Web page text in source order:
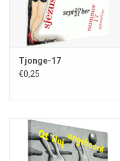
Tjonge-17
€0,25